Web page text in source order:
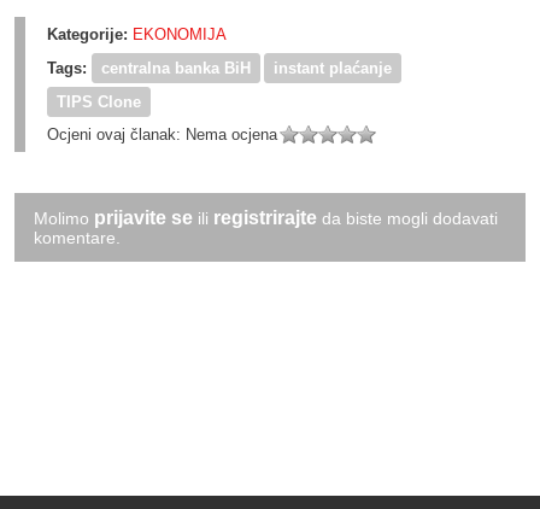
Kategorije: EKONOMIJA
Tags:
centralna banka BiH
instant plaćanje
TIPS Clone
Ocjeni ovaj članak: Nema ocjena
Molimo prijavite se ili registrirajte da biste mogli dodavati
komentare.